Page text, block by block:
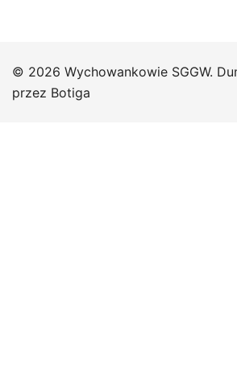
© 2026 Wychowankowie SGGW.
przez Botiga